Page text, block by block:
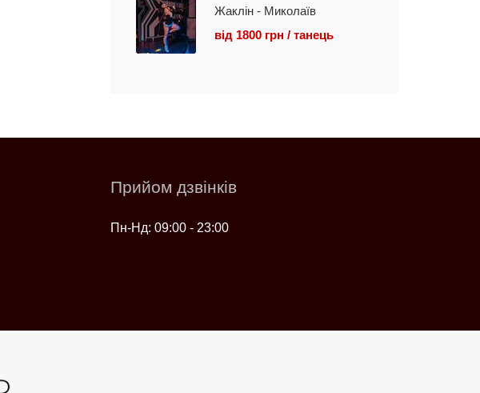
Жаклін - Миколаїв
від 1800 грн / танець
Прийом дзвінків
Пн-Нд: 09:00 - 23:00